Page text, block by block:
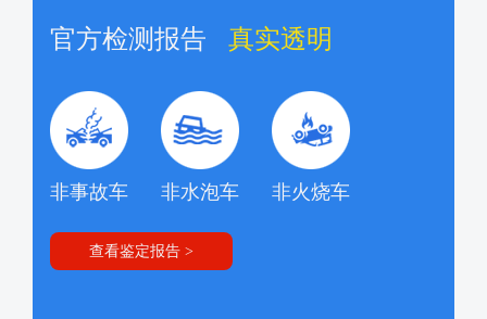
官方检测报告 真实透明
非事故车 非水泡车 非火烧车
查看鉴定报告 >